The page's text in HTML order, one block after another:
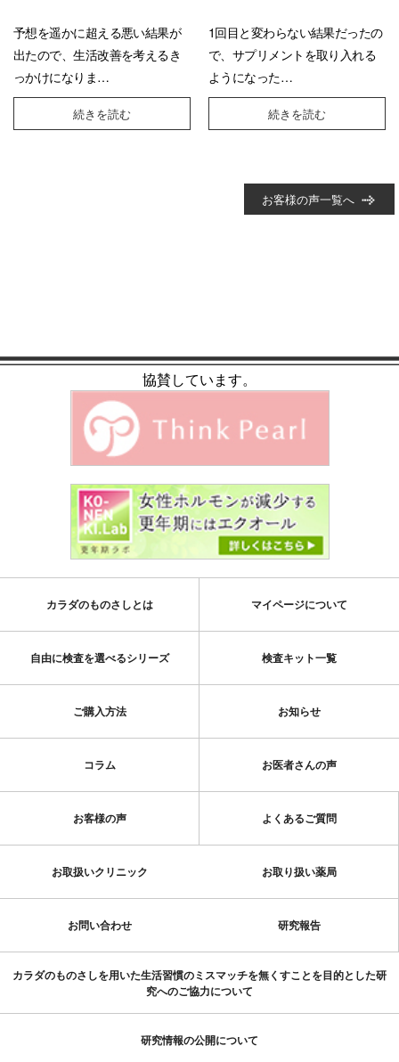
予想を遥かに超える悪い結果が
出たので、生活改善を考えるき
っかけになりま…
続きを読む
1回目と変わらない結果だったの
で、サプリメントを取り入れる
ようになった…
続きを読む
お客様の声一覧へ
協賛しています。
カラダのものさしとは マイページについて
自由に検査を選べるシリーズ 検査キット一覧
ご購入方法 お知らせ
コラム お医者さんの声
お客様の声 よくあるご質問
お取扱いクリニック お取り扱い薬局
お問い合わせ 研究報告
カラダのものさしを用いた生活習慣のミスマッチを無くすことを目的とした研
究へのご協力について
研究情報の公開について